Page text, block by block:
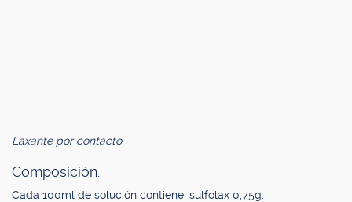
Laxante por contacto.
Composición.
Cada 100ml de solución contiene: sulfolax 0,75g.